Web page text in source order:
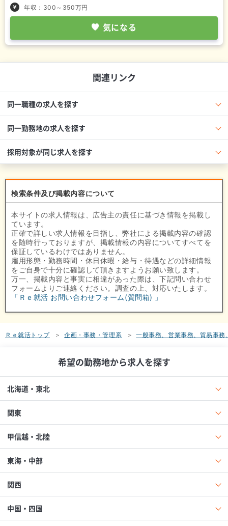
年収：300～350万円
気になる
関連リンク
同一職種の求人を探す
同一勤務地の求人を探す
採用対象が同じ求人を探す
検索条件及び掲載内容について
本サイトの求人情報は、広告主の責任に基づき情報を掲載し
ています。
正確で詳しい求人情報を目指し、弊社による掲載内容の確認
を随時行っておりますが、掲載情報の内容についてすべてを
保証しているわけではありません。
雇用形態・勤務時間・休日休暇・給与・待遇などの詳細情報
をご自身で十分に確認して頂きますようお願い致します。
万一、掲載内容と事実に相違があった際は、下記問い合わせ
フォームよりご連絡ください。調査の上、対応いたします。
「Ｒｅ就活 お問い合わせフォーム(質問箱) 」
Ｒｅ就活トップ 企画・事務・管理系 一般事務、営業事務、貿易事務
希望の勤務地から求人を探す
北海道・東北
関東
甲信越・北陸
東海・中部
関西
中国・四国